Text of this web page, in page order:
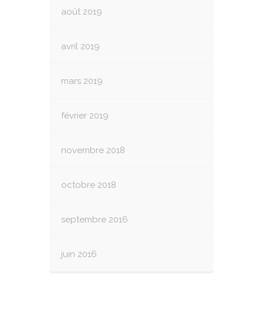
août 2019
avril 2019
mars 2019
février 2019
novembre 2018
octobre 2018
septembre 2016
juin 2016